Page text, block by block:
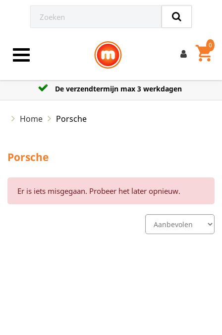
Toggle navigation shopping_cart
0
De verzendtermijn max 3 werkdagen
Home Porsche
Porsche
Er is iets misgegaan. Probeer het later opnieuw.